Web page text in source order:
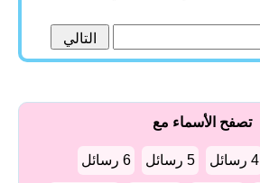
تصفح الأسماء مع
4 رسائل 5 رسائل 6 رسائل